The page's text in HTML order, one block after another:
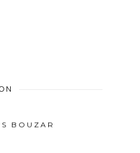
BOUZAR